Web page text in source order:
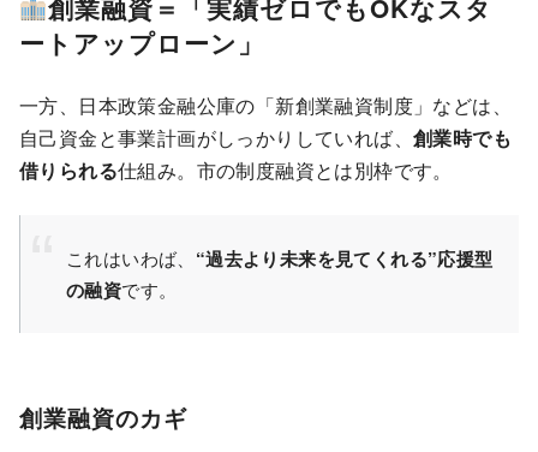
創業融資＝「実績ゼロでもOKなスタ
ートアップローン」
一方、日本政策金融公庫の「新創業融資制度」などは、
自己資金と事業計画がしっかりしていれば、 創業時でも
借りられる仕組み。市の制度融資とは別枠です。
これはいわば、 “過去より未来を見てくれる”応援型
の融資です。
創業融資のカギ